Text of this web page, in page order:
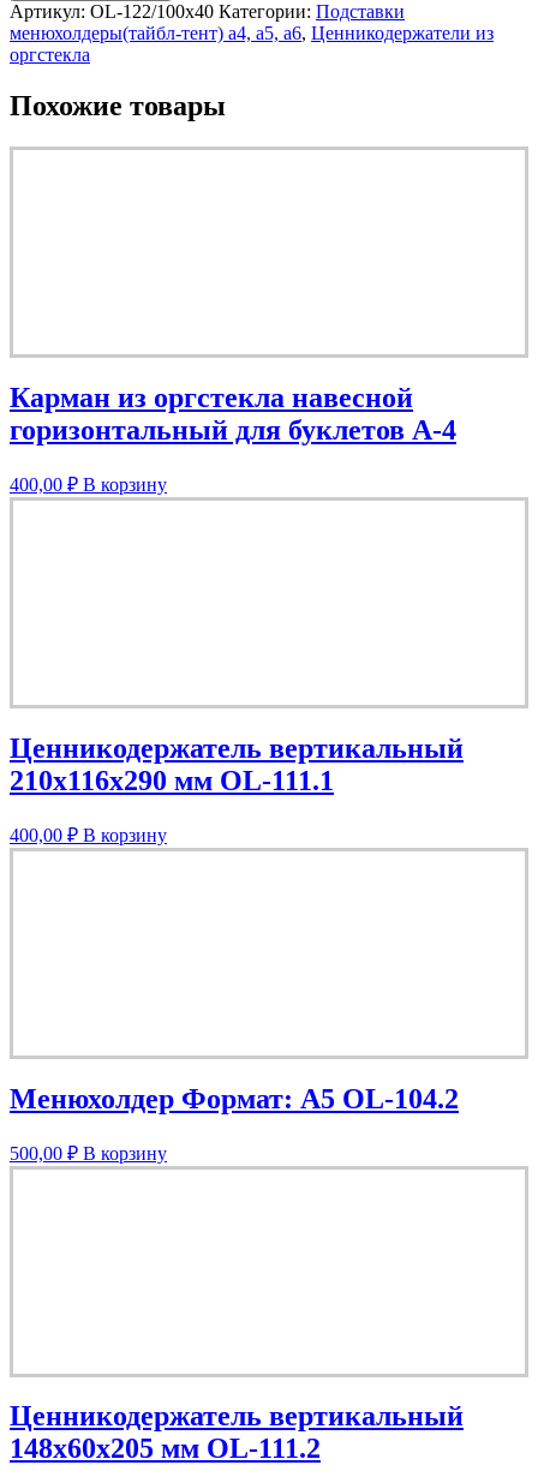
Артикул: OL-122/100x40 Категории: Подставки
менюхолдеры(тайбл-тент) а4, а5, а6, Ценникодержатели из
оргстекла
Похожие товары
Карман из оргстекла навесной
горизонтальный для буклетов А-4
400,00 ₽ В корзину
Ценникодержатель вертикальный
210x116x290 мм OL-111.1
400,00 ₽ В корзину
Менюхолдер Формат: А5 OL-104.2
500,00 ₽ В корзину
Ценникодержатель вертикальный
148х60х205 мм OL-111.2